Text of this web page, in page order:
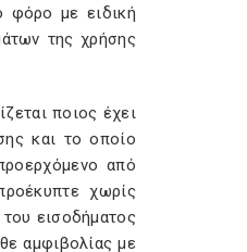
φόρο με ειδική
της χρήσης
ποιος έχει
και το οποίο
από
χωρίς
εισοδήματος
αμφιβολίας με